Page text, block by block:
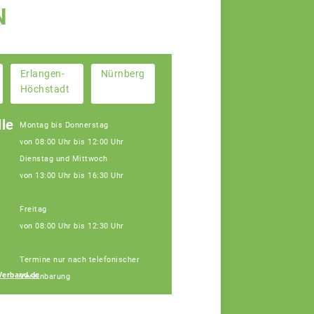
Erlangen-
Höchstadt
Nürnberg
Montag bis Donnerstag
von 08:00 Uhr bis 12:00 Uhr
Dienstag und Mittwoch
von 13:00 Uhr bis 16:30 Uhr
Freitag
von 08:00 Uhr bis 12:30 Uhr
Termine nur nach telefonischer
Vereinbarung